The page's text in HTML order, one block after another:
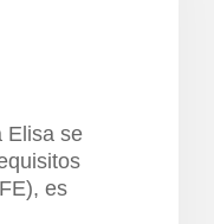
Elisa se
es